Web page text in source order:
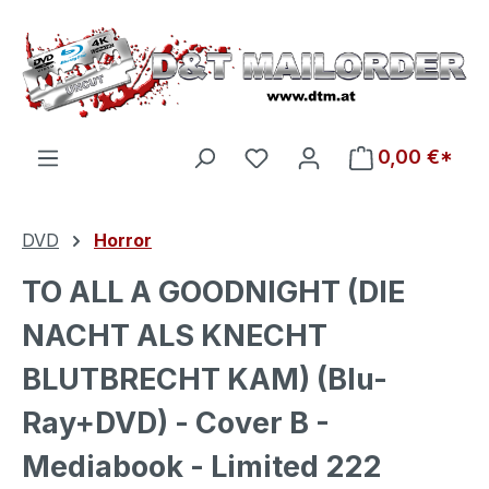
Zum Hauptinhalt springen
Du hast 0 Produkte auf
0,00 €*
DVD Horror
TO ALL A GOODNIGHT (DIE
NACHT ALS KNECHT
BLUTBRECHT KAM) (Blu-
Ray+DVD) - Cover B -
Mediabook - Limited 222